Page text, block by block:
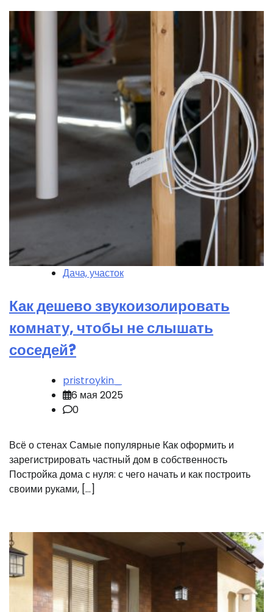
Дача, участок
Как дешево звукоизолировать
комнату, чтобы не слышать
соседей?
pristroykin_
6 мая 2025
0
Всё о стенах Самые популярные Как оформить и
зарегистрировать частный дом в собственность
Постройка дома с нуля: с чего начать и как построить
своими руками, […]